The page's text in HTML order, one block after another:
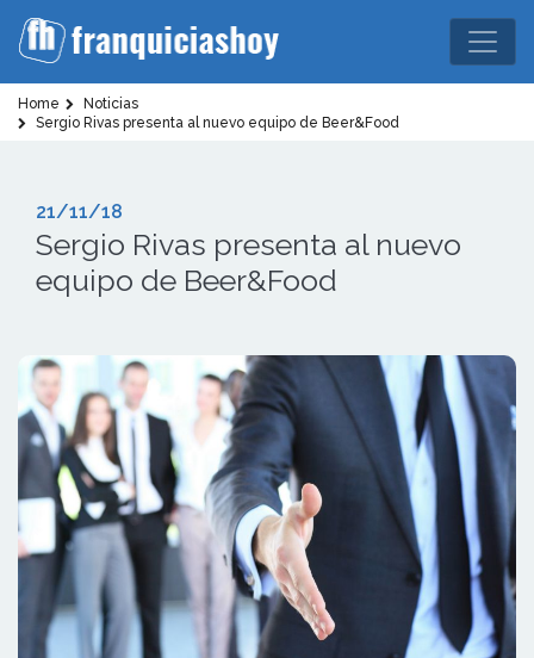
Home
Noticias
Sergio Rivas presenta al nuevo equipo de Beer&Food
21/11/18
Sergio Rivas presenta al nuevo
equipo de Beer&Food